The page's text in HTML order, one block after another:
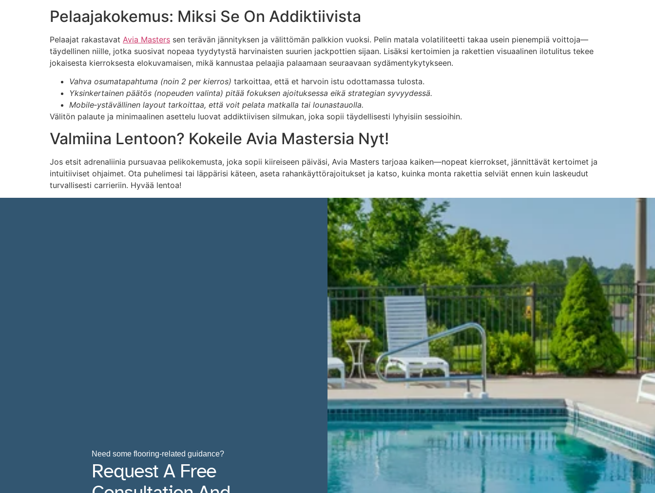
Pelaajakokemus: Miksi Se On Addiktiivista
Pelaajat rakastavat Avia Masters sen terävän jännityksen ja välittömän palkkion vuoksi. Pelin matala volatiliteetti takaa usein pienempiä voittoja—
täydellinen niille, jotka suosivat nopeaa tyydytystä harvinaisten suurien jackpottien sijaan. Lisäksi kertoimien ja rakettien visuaalinen ilotulitus tekee
jokaisesta kierroksesta elokuvamaisen, mikä kannustaa pelaajia palaamaan seuraavaan sydämentykytykseen.
Vahva osumatapahtuma (noin 2 per kierros) tarkoittaa, että et harvoin istu odottamassa tulosta.
Yksinkertainen päätös (nopeuden valinta) pitää fokuksen ajoituksessa eikä strategian syvyydessä.
Mobile‑ystävällinen layout tarkoittaa, että voit pelata matkalla tai lounastauolla.
Välitön palaute ja minimaalinen asettelu luovat addiktiivisen silmukan, joka sopii täydellisesti lyhyisiin sessioihin.
Valmiina Lentoon? Kokeile Avia Mastersia Nyt!
Jos etsit adrenaliinia pursuavaa pelikokemusta, joka sopii kiireiseen päiväsi, Avia Masters tarjoaa kaiken—nopeat kierrokset, jännittävät kertoimet ja
intuitiiviset ohjaimet. Ota puhelimesi tai läppärisi käteen, aseta rahankäyttörajoitukset ja katso, kuinka monta rakettia selviät ennen kuin laskeudut
turvallisesti carrieriin. Hyvää lentoa!
Need some flooring-related guidance?
Request A Free